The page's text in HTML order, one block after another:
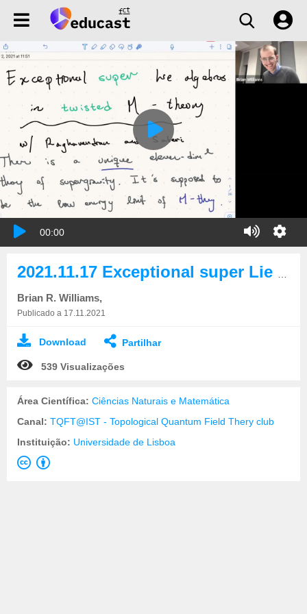
00:00
Brian R. Williams,
Publicado a 17.11.2021
Download Partilhar
539 Visualizações
Área Científica: Ciências Naturais e Matemática
Canal: TQFT@IST - Topological Quantum Field Thery club
Instituição: Universidade de Lisboa